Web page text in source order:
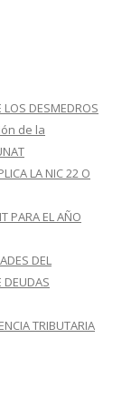
LOS DESMEDROS
de la
LA NIC 22 O
PARA EL AÑO
DEL
DEUDAS
TRIBUTARIA